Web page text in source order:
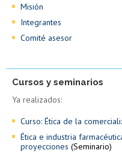
Misión
Integrantes
Comité asesor
Cursos y seminarios
Ya realizados:
Curso: Ética de la
Ética e industria
proyecciones (Seminario)